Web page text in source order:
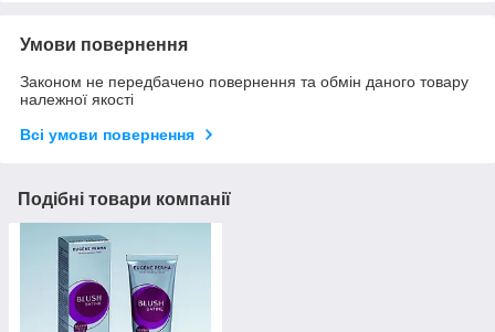
Умови повернення
Законом не передбачено повернення та обмін даного товару
належної якості
Всі умови повернення
Подібні товари компанії